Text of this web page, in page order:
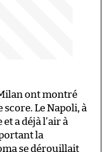
ont montré
Le Napoli, à
a déjà l’air à
la
se dérouillait